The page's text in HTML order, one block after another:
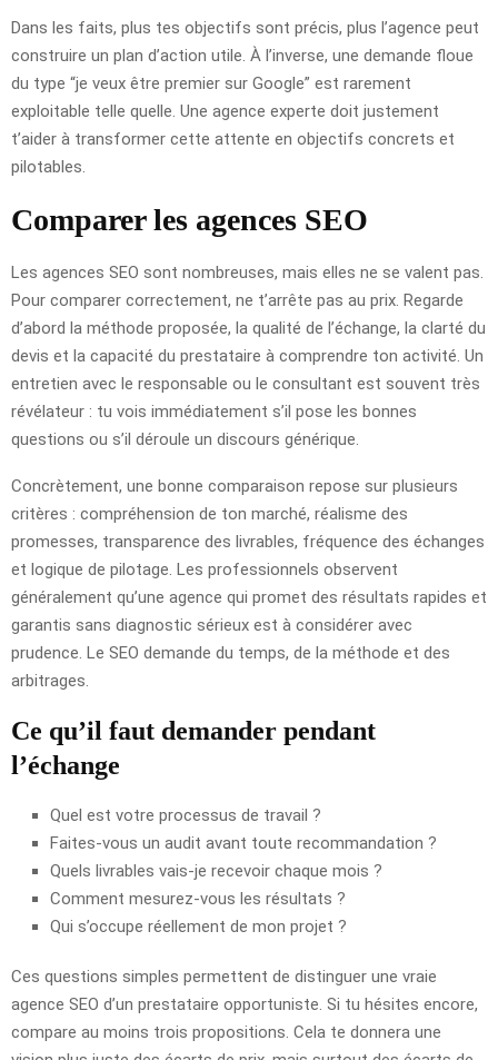
Dans les faits, plus tes objectifs sont précis, plus l’agence peut
construire un plan d’action utile. À l’inverse, une demande floue
du type “je veux être premier sur Google” est rarement
exploitable telle quelle. Une agence experte doit justement
t’aider à transformer cette attente en objectifs concrets et
pilotables.
Comparer les agences SEO
Les agences SEO sont nombreuses, mais elles ne se valent pas.
Pour comparer correctement, ne t’arrête pas au prix. Regarde
d’abord la méthode proposée, la qualité de l’échange, la clarté du
devis et la capacité du prestataire à comprendre ton activité. Un
entretien avec le responsable ou le consultant est souvent très
révélateur : tu vois immédiatement s’il pose les bonnes
questions ou s’il déroule un discours générique.
Concrètement, une bonne comparaison repose sur plusieurs
critères : compréhension de ton marché, réalisme des
promesses, transparence des livrables, fréquence des échanges
et logique de pilotage. Les professionnels observent
généralement qu’une agence qui promet des résultats rapides et
garantis sans diagnostic sérieux est à considérer avec
prudence. Le SEO demande du temps, de la méthode et des
arbitrages.
Ce qu’il faut demander pendant
l’échange
Quel est votre processus de travail ?
Faites-vous un audit avant toute recommandation ?
Quels livrables vais-je recevoir chaque mois ?
Comment mesurez-vous les résultats ?
Qui s’occupe réellement de mon projet ?
Ces questions simples permettent de distinguer une vraie
agence SEO d’un prestataire opportuniste. Si tu hésites encore,
compare au moins trois propositions. Cela te donnera une